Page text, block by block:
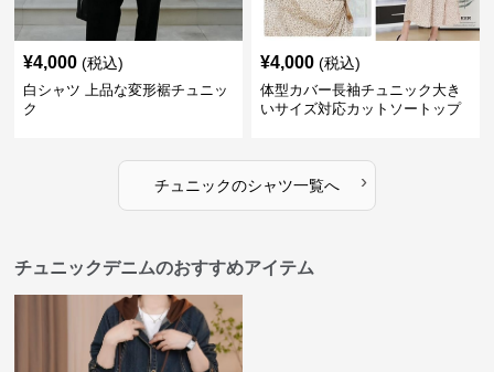
¥4,000 (税込)
白シャツ 上品な変形裾チュニッ
ク
¥4,000 (税込)
体型カバー長袖チュニック大き
いサイズ対応カットソートップ
チュニックのシャツ一覧へ ›
チュニックデニムのおすすめアイテム